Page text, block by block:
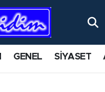
GENEL SİYASET